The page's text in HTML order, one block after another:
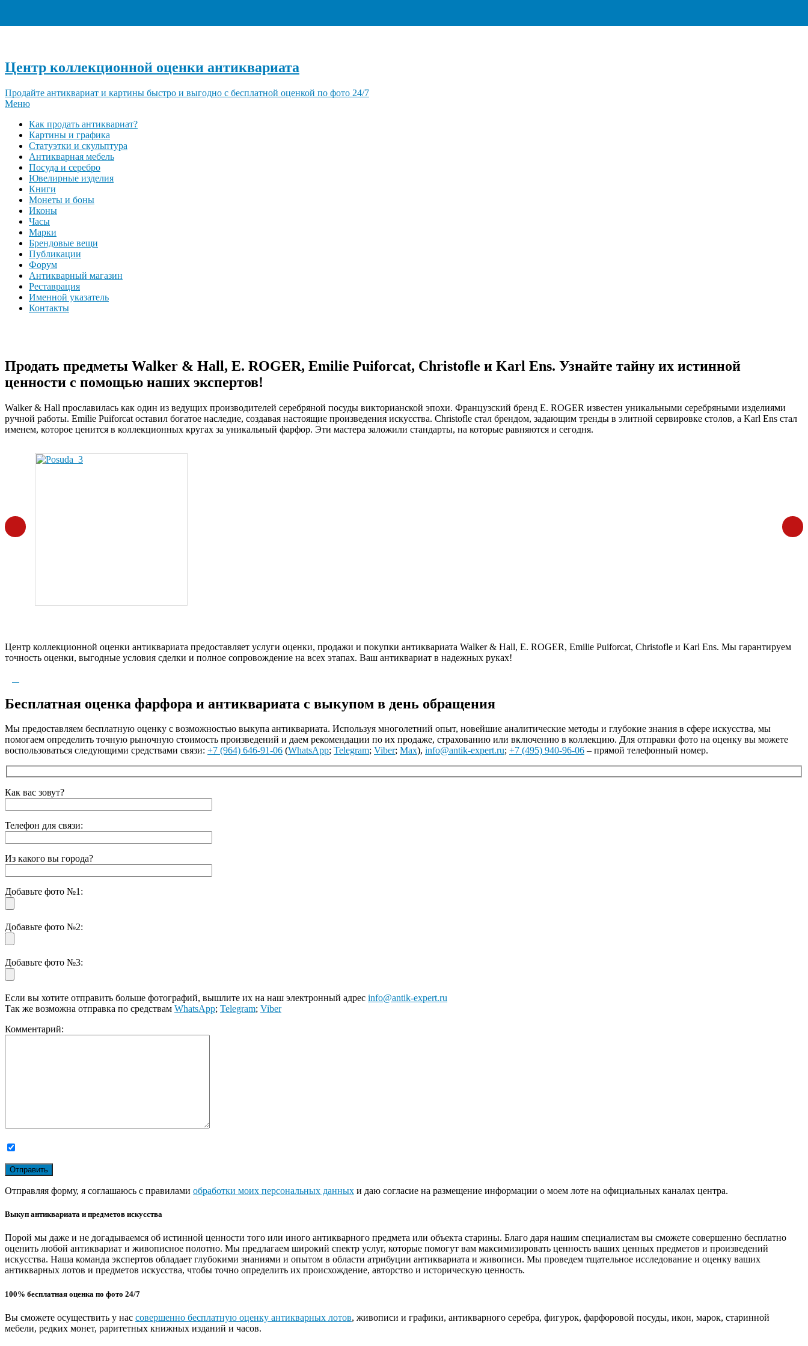
Центр коллекционной оценки антиквариата
Продайте антиквариат и картины быстро и выгодно с бесплатной оценкой по фото 24/7
Меню
Как продать антиквариат?
Картины и графика
Статуэтки и скульптура
Антикварная мебель
Посуда и серебро
Ювелирные изделия
Книги
Монеты и боны
Иконы
Часы
Марки
Брендовые вещи
Публикации
Форум
Антикварный магазин
Реставрация
Именной указатель
Контакты
Продать предметы Walker & Hall, E. ROGER, Emilie Puiforcat, Christofle и Karl Ens. Узнайте тайну их истинной
ценности с помощью наших экспертов!
Walker & Hall прославилась как один из ведущих производителей серебряной посуды викторианской эпохи. Французский бренд E. ROGER известен уникальными серебряными изделиями
ручной работы. Emilie Puiforcat оставил богатое наследие, создавая настоящие произведения искусства. Christofle стал брендом, задающим тренды в элитной сервировке столов, а Karl Ens стал
именем, которое ценится в коллекционных кругах за уникальный фарфор. Эти мастера заложили стандарты, на которые равняются и сегодня.
Центр коллекционной оценки антиквариата предоставляет услуги оценки, продажи и покупки антиквариата Walker & Hall, E. ROGER, Emilie Puiforcat, Christofle и Karl Ens. Мы гарантируем
точность оценки, выгодные условия сделки и полное сопровождение на всех этапах. Ваш антиквариат в надежных руках!
Бесплатная оценка фарфора и антиквариата с выкупом в день обращения
Мы предоставляем бесплатную оценку с возможностью выкупа антиквариата. Используя многолетний опыт, новейшие аналитические методы и глубокие знания в сфере искусства, мы
помогаем определить точную рыночную стоимость произведений и даем рекомендации по их продаже, страхованию или включению в коллекцию. Для отправки фото на оценку вы можете
воспользоваться следующими средствами связи: +7 (964) 646-91-06 (WhatsApp; Telegram; Viber; Max), info@antik-expert.ru; +7 (495) 940-96-06 – прямой телефонный номер.
Как вас зовут?
Телефон для связи:
Из какого вы города?
Добавьте фото №1:
Добавьте фото №2:
Добавьте фото №3:
Если вы хотите отправить больше фотографий, вышлите их на наш электронный адрес info@antik-expert.ru
Так же возможна отправка по средствам WhatsApp; Telegram; Viber
Комментарий:
Отправляя форму, я соглашаюсь с правилами обработки моих персональных данных и даю согласие на размещение информации о моем лоте на официальных каналах центра.
Выкуп антиквариата и предметов искусства
Порой мы даже и не догадываемся об истинной ценности того или иного антикварного предмета или объекта старины. Благо даря нашим специалистам вы сможете совершенно бесплатно
оценить любой антиквариат и живописное полотно. Мы предлагаем широкий спектр услуг, которые помогут вам максимизировать ценность ваших ценных предметов и произведений
искусства. Наша команда экспертов обладает глубокими знаниями и опытом в области атрибуции антиквариата и живописи. Мы проведем тщательное исследование и оценку ваших
антикварных лотов и предметов искусства, чтобы точно определить их происхождение, авторство и историческую ценность.
100% бесплатная оценка по фото 24/7
Вы сможете осуществить у нас совершенно бесплатную оценку антикварных лотов, живописи и графики, антикварного серебра, фигурок, фарфоровой посуды, икон, марок, старинной
мебели, редких монет, раритетных книжных изданий и часов.